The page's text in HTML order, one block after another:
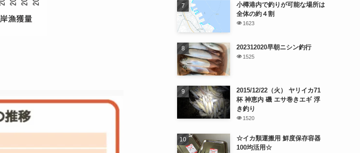
小樽港内で釣りが可能な場所は
全体の約４割
1623
202312020早朝ニシン釣行
1525
2015/12/22（火） ヤリイカ71
杯 神恵内 磯 エサ巻きエギ 浮
き釣り
1520
☆イカ類運搬用 鮮度保存容器
100均活用☆